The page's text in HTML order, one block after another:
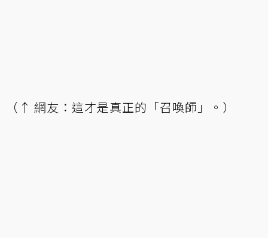
（↑ 網友：這才是真正的「召喚師」。）